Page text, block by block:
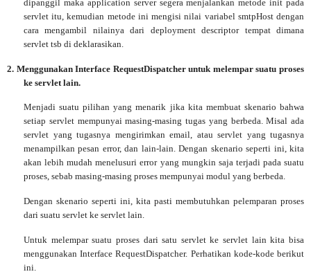
dipanggil maka application server segera menjalankan metode init pada
servlet itu, kemudian metode ini mengisi nilai variabel smtpHost dengan
cara mengambil nilainya dari deployment descriptor tempat dimana
servlet tsb di deklarasikan.
2. Menggunakan Interface RequestDispatcher untuk melempar suatu proses
ke servlet lain.
Menjadi suatu pilihan yang menarik jika kita membuat skenario bahwa
setiap servlet mempunyai masing-masing tugas yang berbeda. Misal ada
servlet yang tugasnya mengirimkan email, atau servlet yang tugasnya
menampilkan pesan error, dan lain-lain. Dengan skenario seperti ini, kita
akan lebih mudah menelusuri error yang mungkin saja terjadi pada suatu
proses, sebab masing-masing proses mempunyai modul yang berbeda.
Dengan skenario seperti ini, kita pasti membutuhkan pelemparan proses
dari suatu servlet ke servlet lain.
Untuk melempar suatu proses dari satu servlet ke servlet lain kita bisa
menggunakan Interface RequestDispatcher. Perhatikan kode-kode berikut
ini.